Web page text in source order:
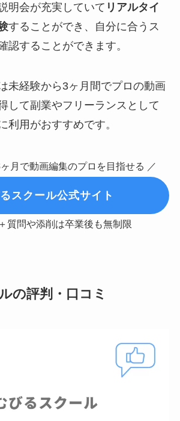
明会が充実していて リアルタイ
することができ、自分に合うス
認することができます。
未経験から3ヶ月間でプロの動画
して副業やフリーランスとして
利用がおすすめです。
月で動画編集のプロを目指せる ／
スクール公式サイト
質問や添削は卒業後も無制限
の評判・口コミ